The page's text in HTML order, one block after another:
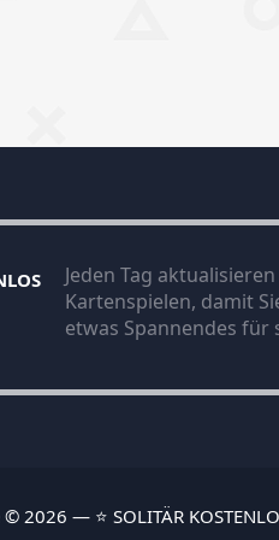
Jeden Tag
Kartenspielen, damit
etwas Spannendes für
2026 — ⭐ SOLITÄR